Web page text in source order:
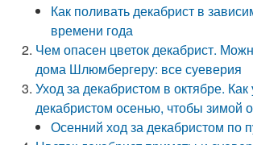
Как поливать декабрист в
времени года
Чем опасен цветок декабрист.
дома Шлюмбергеру: все суеверия
Уход за декабристом в октябре.
декабристом осенью, чтобы зимой
Осенний ход за декабристом по